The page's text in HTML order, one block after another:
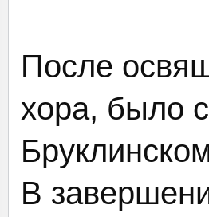
После
хора, было
В